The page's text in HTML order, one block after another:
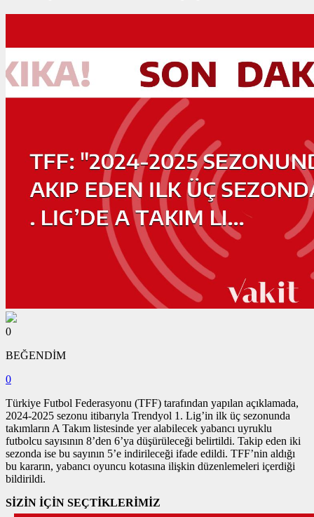
0
BEĞENDİM
0
Türkiye Futbol Federasyonu (TFF) tarafından yapılan açıklamada,
2024-2025 sezonu itibarıyla Trendyol 1. Lig’in ilk üç sezonunda
takımların A Takım listesinde yer alabilecek yabancı uyruklu
futbolcu sayısının 8’den 6’ya düşürüleceği belirtildi. Takip eden iki
sezonda ise bu sayının 5’e indirileceği ifade edildi. TFF’nin aldığı
bu kararın, yabancı oyuncu kotasına ilişkin düzenlemeleri içerdiği
bildirildi.
SİZİN İÇİN SEÇTİKLERİMİZ